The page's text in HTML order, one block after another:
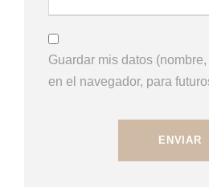
Guardar mis datos
en el navegador, para